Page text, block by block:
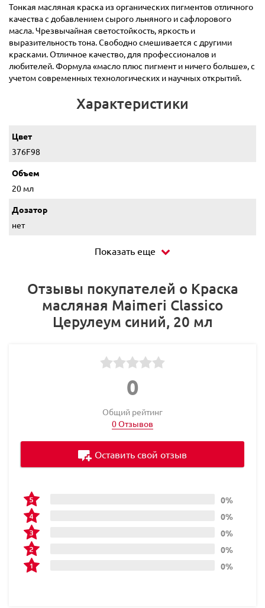
Тонкая масляная краска из органических пигментов отличного
качества с добавлением сырого льняного и сафлорового
масла. Чрезвычайная светостойкость, яркость и
выразительность тона. Свободно смешивается с другими
красками. Отличное качество, для профессионалов и
любителей. Формула «масло плюс пигмент и ничего больше», с
учетом современных технологических и научных открытий.
Характеристики
Цвет
376F98
Объем
20 мл
Дозатор
нет
Показать еще
Отзывы покупателей о Краска
масляная Maimeri Classico
Церулеум синий, 20 мл
0
Общий рейтинг
0 Отзывов
0%
0%
0%
0%
0%
Оставить свой отзыв